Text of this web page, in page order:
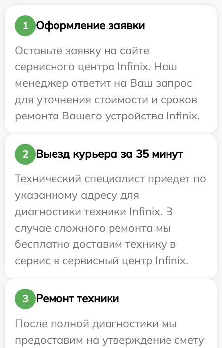
1
Оформление заявки
Оставьте заявку на сайте
сервисного центра Infinix. Наш
менеджер ответит на Ваш запрос
для уточнения стоимости и сроков
ремонта Вашего устройства Infinix.
2
Выезд курьера за 35 минут
Технический специалист приедет по
указанному адресу для
диагностики техники Infinix. В
случае сложного ремонта мы
бесплатно доставим технику в
сервис в сервисный центр Infinix.
3
Ремонт техники
После полной диагностики мы
предоставим на утверждение смету